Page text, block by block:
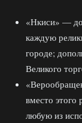
«Нкиси» —
каждую
городе;
Великого
вместо этого
любую из